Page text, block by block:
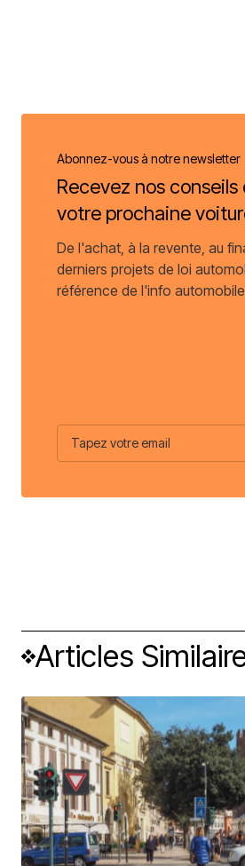
Abonnez-vous à notre newsletter
Recevez nos
votre prochaine
De l'achat, à la revente, au
derniers projets de loi
référence de l'info automobile
Articles